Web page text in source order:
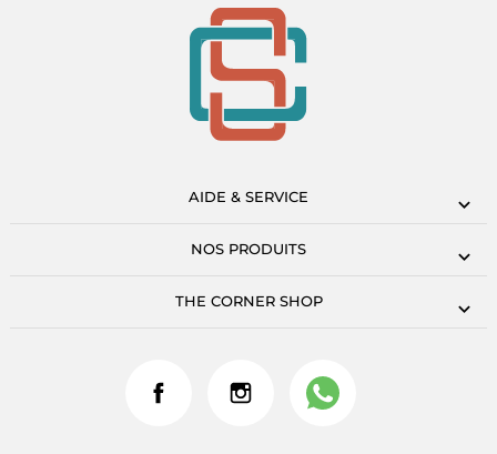
AIDE & SERVICE
NOS PRODUITS
THE CORNER SHOP